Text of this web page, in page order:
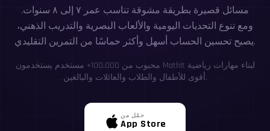
مسائل قصيرة بطريقة مشوقة تناسب عمر ٧ إلى ٨ سنوات.
ومع تنوع التحديات اليومية والألعاب البصرية والتدريب الذهني،
يصبح تحسين الحساب أسهل وأكثر حماسًا من التمرين التقليدي.
محبوب من 100,000+ مستخدم يستخدمون MathIt لبناء مهارات رياضية
أقوى للأطفال والطلاب والعائلات والبالغين.
حمّل من
App Store